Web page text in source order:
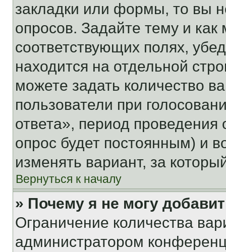
закладки или формы, то вы
опросов. Задайте тему и
соответствующих полях,
находится на отдельной
можете задать количество
пользователи при
ответа», период проведения
опрос будет постоянным) и
изменять вариант, за
Вернуться к началу
» Почему я не могу
Ограничение количества
администратором